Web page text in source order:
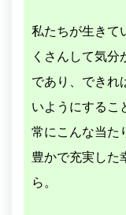
私たちが生きて
くさんして気分
であり、できれ
いようにするこ
常にこんな当た
豊かで充実した
ら。